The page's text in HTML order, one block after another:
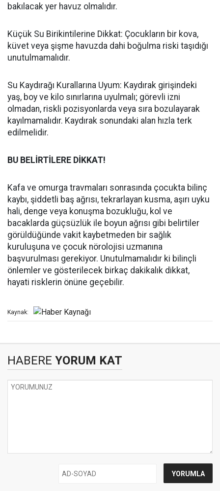
bakılacak yer havuz olmalıdır.
Küçük Su Birikintilerine Dikkat: Çocukların bir kova,
küvet veya şişme havuzda dahi boğulma riski taşıdığı
unutulmamalıdır.
Su Kaydırağı Kurallarına Uyum: Kaydırak girişindeki
yaş, boy ve kilo sınırlarına uyulmalı; görevli izni
olmadan, riskli pozisyonlarda veya sıra bozulayarak
kayılmamalıdır. Kaydırak sonundaki alan hızla terk
edilmelidir.
BU BELİRTİLERE DİKKAT!
Kafa ve omurga travmaları sonrasında çocukta bilinç
kaybı, şiddetli baş ağrısı, tekrarlayan kusma, aşırı uyku
hali, denge veya konuşma bozukluğu, kol ve
bacaklarda güçsüzlük ile boyun ağrısı gibi belirtiler
görüldüğünde vakit kaybetmeden bir sağlık
kuruluşuna ve çocuk nörolojisi uzmanına
başvurulması gerekiyor. Unutulmamalıdır ki bilinçli
önlemler ve gösterilecek birkaç dakikalık dikkat,
hayati risklerin önüne geçebilir.
Kaynak:
HABERE YORUM KAT